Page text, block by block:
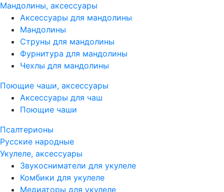
Мандолины, аксессуары
Аксессуары для мандолины
Мандолины
Струны для мандолины
Фурнитура для мандолины
Чехлы для мандолины
Поющие чаши, аксессуары
Аксессуары для чаш
Поющие чаши
Псалтерионы
Русские народные
Укулеле, аксессуары
Звукосниматели для укулеле
Комбики для укулеле
Медиаторы для укулеле